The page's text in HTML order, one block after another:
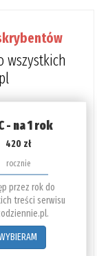
wszystkich
- na 1 rok
420 zł
rocznie
przez rok do
treści serwisu